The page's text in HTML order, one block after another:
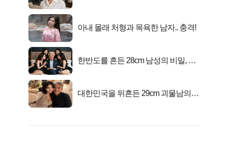
아내 몰래 처형과 목욕한 남자.. 충격!
한반도를 흔든 28cm 남성의 비밀, 매
대한민국을 뒤흔든 29cm 괴물남의